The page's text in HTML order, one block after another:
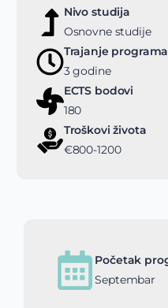
Nivo studija
Osnovne studije
Trajanje programa
3 godine
ECTS bodovi
180
Troškovi života
€800-1200
Početak
Septembar